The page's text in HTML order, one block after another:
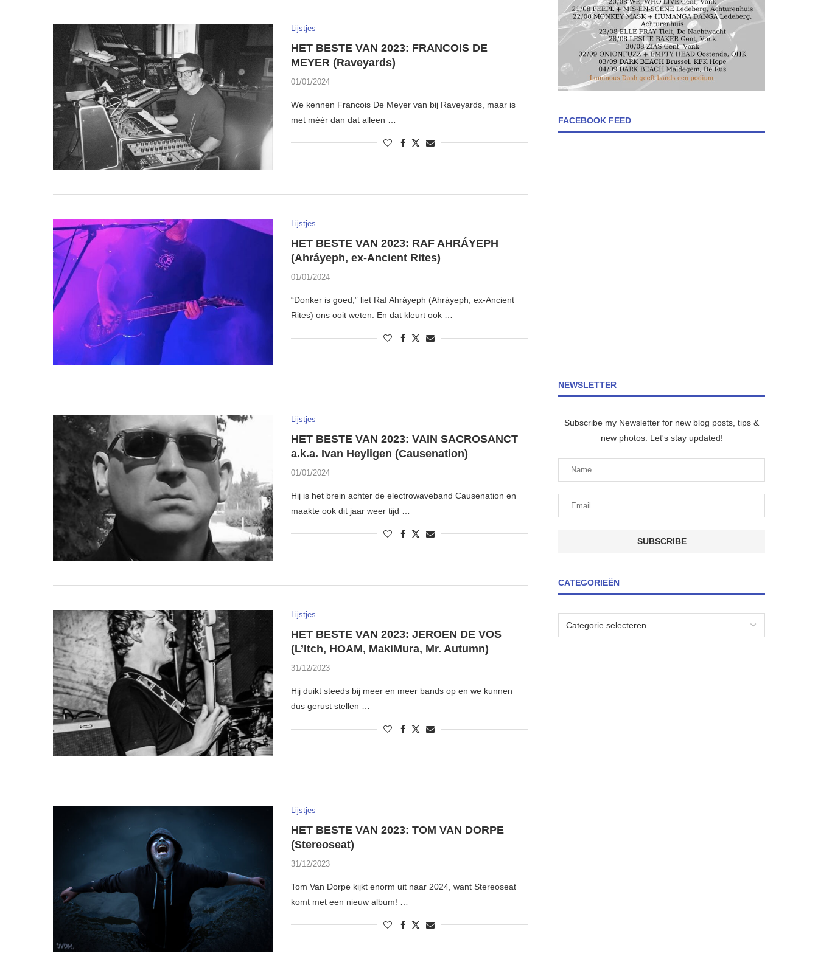
Lijstjes
HET BESTE VAN 2023: FRANCOIS DE
MEYER (Raveyards)
01/01/2024
We kennen Francois De Meyer van bij Raveyards, maar is
met méér dan dat alleen …
Lijstjes
HET BESTE VAN 2023: RAF AHRÁYEPH
(Ahráyeph, ex-Ancient Rites)
01/01/2024
“Donker is goed,” liet Raf Ahráyeph (Ahráyeph, ex-Ancient
Rites) ons ooit weten. En dat kleurt ook …
Lijstjes
HET BESTE VAN 2023: VAIN SACROSANCT
a.k.a. Ivan Heyligen (Causenation)
01/01/2024
Hij is het brein achter de electrowaveband Causenation en
maakte ook dit jaar weer tijd …
Lijstjes
HET BESTE VAN 2023: JEROEN DE VOS
(L’Itch, HOAM, MakiMura, Mr. Autumn)
31/12/2023
Hij duikt steeds bij meer en meer bands op en we kunnen
dus gerust stellen …
Lijstjes
HET BESTE VAN 2023: TOM VAN DORPE
(Stereoseat)
31/12/2023
Tom Van Dorpe kijkt enorm uit naar 2024, want Stereoseat
komt met een nieuw album! …
FACEBOOK FEED
NEWSLETTER
Subscribe my Newsletter for new blog posts, tips &
new photos. Let's stay updated!
CATEGORIEËN